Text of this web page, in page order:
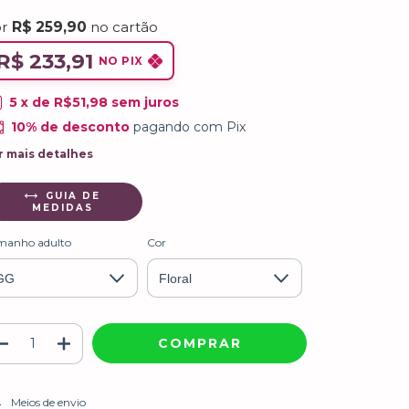
R$ 259,90 no cartão
233,91 NO PIX
5 x de R$51,98 sem juros
10% de desconto pagando com Pix
mais detalhes
GUIA DE
MEDIDAS
adulto Cor
para o CEP:
Meios de envio